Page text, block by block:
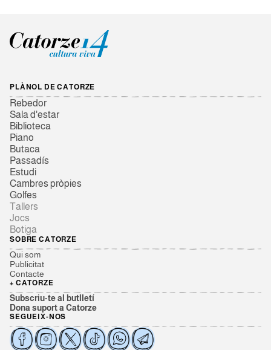
PLÀNOL DE CATORZE
Rebedor
Sala d'estar
Biblioteca
Piano
Butaca
Passadís
Estudi
Cambres pròpies
Golfes
Tallers
Jocs
Botiga
SOBRE CATORZE
Qui som
Publicitat
Contacte
+ CATORZE
Subscriu-te al butlletí
Dona suport a Catorze
SEGUEIX-NOS